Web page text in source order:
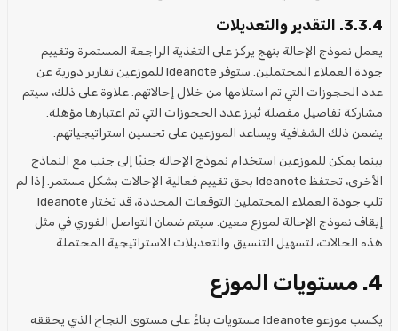
3.3.4. التقدير والتعديلات
يعمل نموذج الإحالة بنهج يركز على التغذية الراجعة المستمرة وتقييم
جودة العملاء المحتملين. ستوفر Ideanote للموزعين تقارير دورية عن
عدد الحجوزات التي تم استلامها من خلال إحالاتهم. علاوة على ذلك، سيتم
مشاركة تفاصيل مفصلة تُبرز عدد الحجوزات التي تم اعتبارها مؤهلة.
يضمن ذلك الشفافية ويساعد الموزعين على تحسين استراتيجياتهم.
بينما يمكن للموزعين استخدام نموذج الإحالة جنبًا إلى جنب مع النماذج
الأخرى، تحتفظ Ideanote بحق تقييم فعالية الإحالات بشكل مستمر. إذا لم
تلبِ جودة العملاء المحتملين التوقعات المحددة، قد تختار Ideanote
إيقاف نموذج الإحالة لموزع معين. سيتم ضمان التواصل الفوري في مثل
هذه الحالات، لتسهيل التنسيق والتعديلات الاستراتيجية المحتملة.
4. مستويات الموزع
يكسب موزعو Ideanote مستويات بناءً على مستوى النجاح الذي يحققه